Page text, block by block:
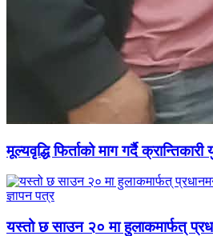
मूल्यवृद्धि फिर्ताको माग गर्दै
यस्तो छ साउन २० मा हुलाकमार्फत्